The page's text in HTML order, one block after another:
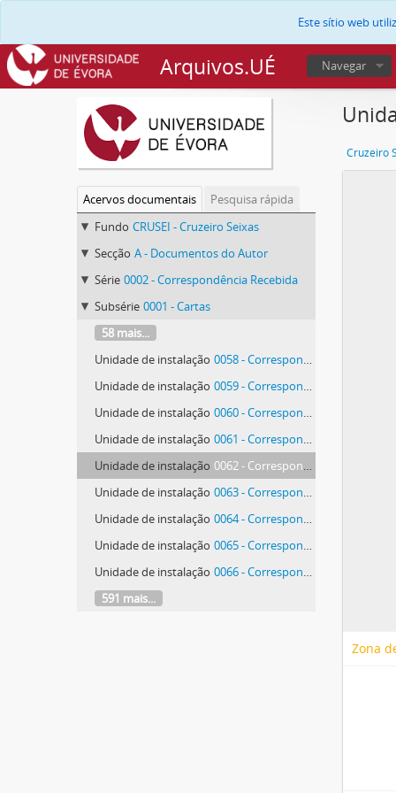
Este sítio web
Arquivos.UÉ Navegar
Acervos documentais
Pesquisa rápida
Fundo CRUSEI - Cruzeiro Seixas
Secção A - Documentos do Autor
Série 0002 - Correspondência Recebida
Subsérie 0001 - Cartas
58 mais...
Unidade de instalação 0058 - Correspondência de Antonio de Bianchi
Unidade de instalação 0059 - Correspondência de Antonio de Bianchi
Unidade de instalação 0060 - Correspondência de Antonio de Bianchi
Unidade de instalação 0061 - Correspondência de Antonio de Bianchi
Unidade de instalação 0062 - Correspondência de Antonio de Bianchi
Unidade de instalação 0063 - Correspondência de Antonio de Bianchi
Unidade de instalação 0064 - Correspondência de Antonio de Bianchi
Unidade de instalação 0065 - Correspondência de Antonio de Bianchi
Unidade de instalação 0066 - Correspondência de Antonio de Bianchi
591 mais...
Cruzeiro
Zona